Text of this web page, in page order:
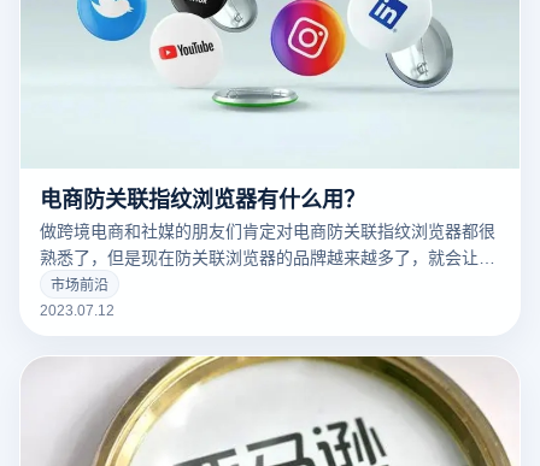
电商防关联指纹浏览器有什么用？
做跨境电商和社媒的朋友们肯定对电商防关联指纹浏览器都很
熟悉了，但是现在防关联浏览器的品牌越来越多了，就会让大
家难以抉择，那么今天就带大家来了解一下指纹浏览器有什么
用，社媒平台如何将内容触达更多潜在用户。
市场前沿
2023.07.12